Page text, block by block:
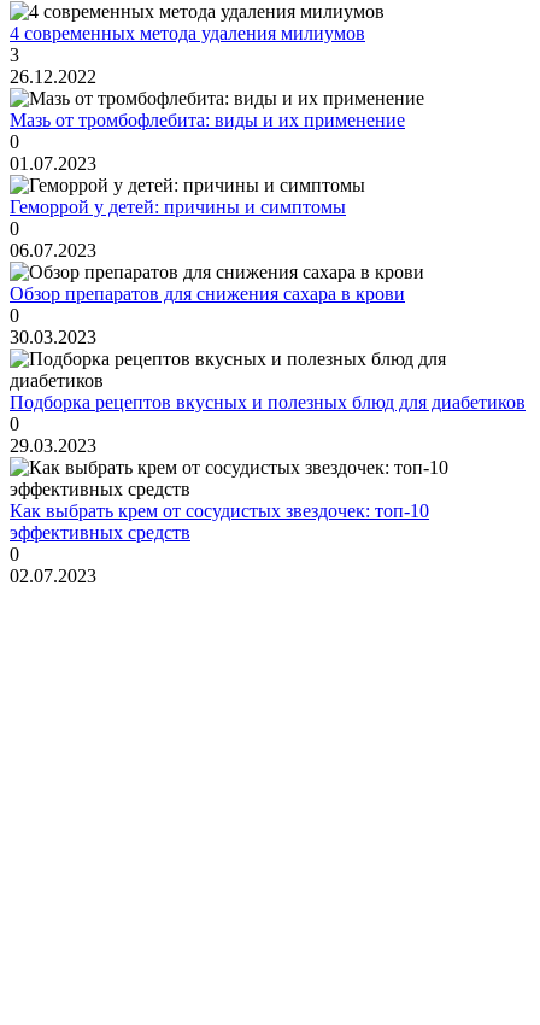
4 современных метода удаления милиумов
3
26.12.2022
Мазь от тромбофлебита: виды и их применение
0
01.07.2023
Геморрой у детей: причины и симптомы
0
06.07.2023
Обзор препаратов для снижения сахара в крови
0
30.03.2023
Подборка рецептов вкусных и полезных блюд для диабетиков
0
29.03.2023
Как выбрать крем от сосудистых звездочек: топ-10
эффективных средств
0
02.07.2023